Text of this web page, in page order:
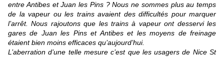
entre Antibes et Juan les Pins ? Nous ne sommes plus au temps
de la vapeur ou les trains avaient des difficultés pour marquer
l’arrêt. Nous rajoutons que les trains à vapeur ont desservi les
gares de Juan les Pins et Antibes et les moyens de freinage
étaient bien moins efficaces qu’aujourd’hui.
L’aberration d’une telle mesure c’est que les usagers de Nice St